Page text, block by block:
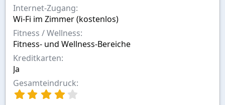
Internet-Zugang
Wi-Fi im Zimmer (kostenlos)
Fitness / Wellness
Fitness- und Wellness-Bereiche
Kreditkarten
Ja
Gesamteindruck